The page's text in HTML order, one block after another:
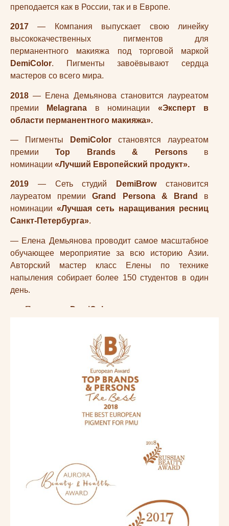
преподается как в России, так и в Европе.
2017 — Компания выпускает свою линейку
высококачественных пигментов для
перманентного макияжа под торговой маркой
DemiColor. Пигменты завоёвывают сердца
мастеров со всего мира.
2018 — Елена Демьянова становится лауреатом
премии
Melagrana в номинации «Эксперт в
области перманентного макияжа».
— Пигменты DemiColor становятся лауреатом
премииTop Brands & Personsв
номинации «Лучший Европейский продукт».
2019 — Cеть студий DemiBrowстановится
лауреатом премииGrand Persona & Brand
в
номинации «Лучшая сеть наращивания ресниц
Санкт-Петербурга».
— Елена Демьянова проводит самое масштабное
обучающее мероприятие за всю историю Азии.
Авторский мастер класс Елены по технике
напыления собирает более 150 студентов в один
день.
— Пигменты DemiColor
«Бренд года: пигмент для
перманентного макияжа».
— Елена Демьянова получает награду
Всероссийской премии Grand Persona
продвижение Российского бренда за рубежом».
— Елена Демьянова с командой технологов,
приступает к разработке натуральной уходовой
выпустить максимально эффективную, но
доступную продукцию. Несмотря на
множественные отказы производств, поставленная
задача воплощается в жизнь: выпускаются первые
два средства люксового качества по доступной